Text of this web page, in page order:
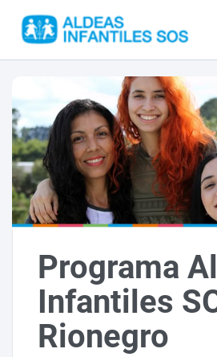
Programa
Infantiles
Rionegro